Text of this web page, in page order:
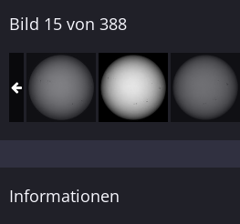
Bild 15 von 388
Informationen